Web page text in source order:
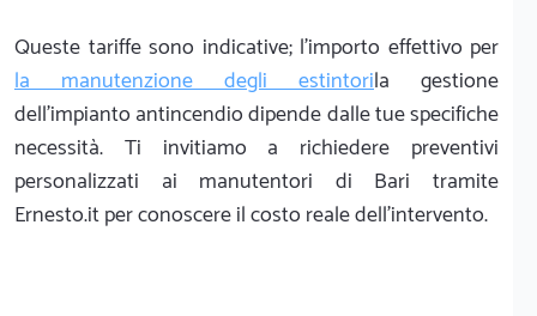
Queste tariffe sono indicative; l'importo effettivo per
la manutenzione degli estintorila gestione
dell'impianto antincendio dipende dalle tue specifiche
necessità. Ti invitiamo a richiedere preventivi
personalizzati ai manutentori di Bari tramite
Ernesto.it per conoscere il costo reale dell'intervento.